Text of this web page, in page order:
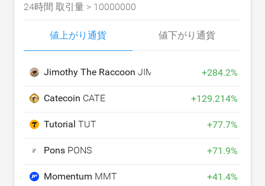
24時間 取引量 > 10000000
値上がり通貨 値下がり通貨
Jimothy The Raccoon JIMOTHY +284.2%
Catecoin CATE +129.214%
Tutorial TUT +77.7%
Pons PONS +71.9%
Momentum MMT +41.4%